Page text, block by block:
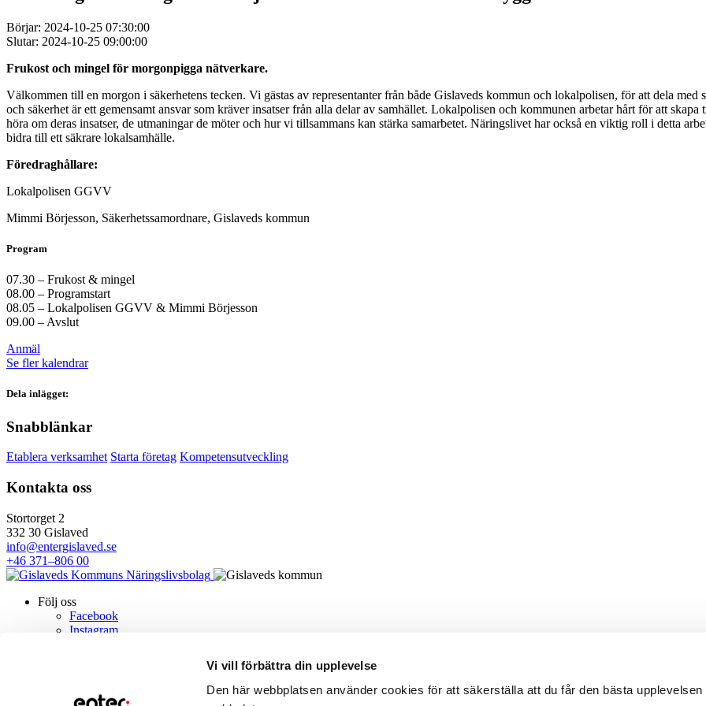
Vi vill förbättra din upplevelse
Den här webbplatsen använder cookies för att säkerställa att du får den bästa upplevelsen
Börjar: 2024-10-25 07:30:00
Slutar: 2024-10-25 09:00:00
Frukost och mingel för morgonpigga nätverkare.
Välkommen till en morgon i säkerhetens tecken. Vi gästas av representanter från både Gislaveds kommun och lokalpolisen, för att dela
och säkerhet är ett gemensamt ansvar som kräver insatser från alla delar av samhället. Lokalpolisen och kommunen arbetar hårt för att
höra om deras insatser, de utmaningar de möter och hur vi tillsammans kan stärka samarbetet. Näringslivet har också en viktig roll i detta
bidra till ett säkrare lokalsamhälle.
Föredraghållare:
Lokalpolisen GGVV
Mimmi Börjesson, Säkerhetssamordnare, Gislaveds kommun
Program
07.30 – Frukost & mingel
08.00 – Programstart
08.05 – Lokalpolisen GGVV & Mimmi Börjesson
09.00 – Avslut
Anmäl
Se fler kalendrar
Dela inlägget:
Snabblänkar
Etablera verksamhet Starta företag Kompetensutveckling
Kontakta oss
Stortorget 2
332 30 Gislaved
info@entergislaved.se
+46 371–806 00
Följ oss
Facebook
Instagram
Kontakt